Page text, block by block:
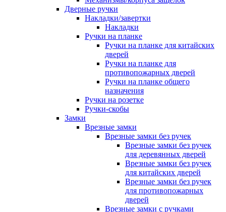
Дверные ручки
Накладки/завертки
Накладки
Ручки на планке
Ручки на планке для китайских
дверей
Ручки на планке для
противопожарных дверей
Ручки на планке общего
назначения
Ручки на розетке
Ручки-скобы
Замки
Врезные замки
Врезные замки без ручек
Врезные замки без ручек
для деревянных дверей
Врезные замки без ручек
для китайских дверей
Врезные замки без ручек
для противопожарных
дверей
Врезные замки с ручками